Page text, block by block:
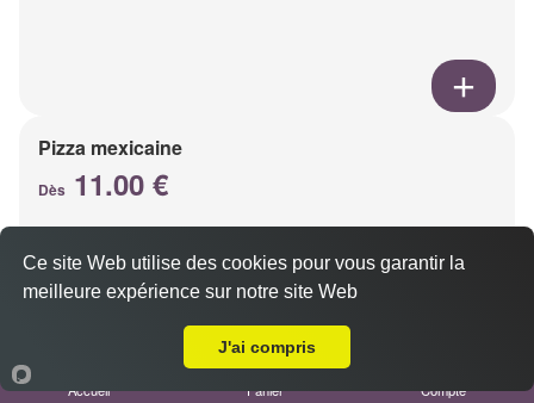
Pizza mexicaine
Dès 11.00 €
Base sauce tomate, mozzarella, viande hachée,
chorizo, champignons
Accueil Panier Compte
Ce site Web utilise des cookies pour vous garantir la
meilleure expérience sur notre site Web
J'ai compris